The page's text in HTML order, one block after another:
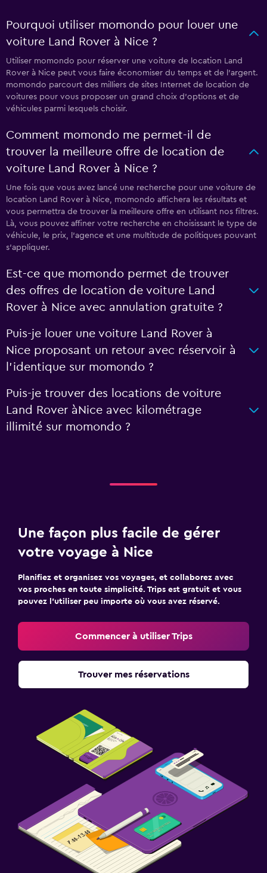
Pourquoi utiliser momondo pour louer une
voiture Land Rover à Nice ?
Utiliser momondo pour réserver une voiture de location Land
Rover à Nice peut vous faire économiser du temps et de l'argent.
momondo parcourt des milliers de sites Internet de location de
voitures pour vous proposer un grand choix d'options et de
véhicules parmi lesquels choisir.
Comment momondo me permet-il de
trouver la meilleure offre de location de
voiture Land Rover à Nice ?
Une fois que vous avez lancé une recherche pour une voiture de
location Land Rover à Nice, momondo affichera les résultats et
vous permettra de trouver la meilleure offre en utilisant nos filtres.
Là, vous pouvez affiner votre recherche en choisissant le type de
véhicule, le prix, l'agence et une multitude de politiques pouvant
s'appliquer.
Est-ce que momondo permet de trouver
des offres de location de voiture Land
Rover à Nice avec annulation gratuite ?
Puis-je louer une voiture Land Rover à
Nice proposant un retour avec réservoir à
l'identique sur momondo ?
Puis-je trouver des locations de voiture
Land Rover àNice avec kilométrage
illimité sur momondo ?
Une façon plus facile de gérer
votre voyage à Nice
Planifiez et organisez vos voyages, et collaborez avec
vos proches en toute simplicité. Trips est gratuit et vous
pouvez l’utiliser peu importe où vous avez réservé.
Commencer à utiliser Trips
Trouver mes réservations